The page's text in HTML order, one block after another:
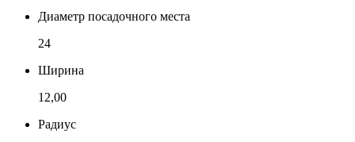
Диаметр посадочного места
24
Ширина
12,00
Радиус